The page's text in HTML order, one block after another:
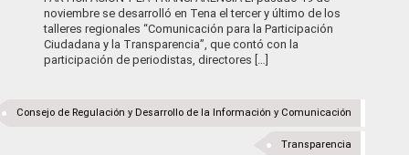
noviembre se desarrolló en Tena el tercer y último de los
talleres regionales “Comunicación para la Participación
Ciudadana y la Transparencia”, que contó con la
participación de periodistas, directores […]
Consejo de Regulación y Desarrollo de la Información y Comunicación
Transparencia